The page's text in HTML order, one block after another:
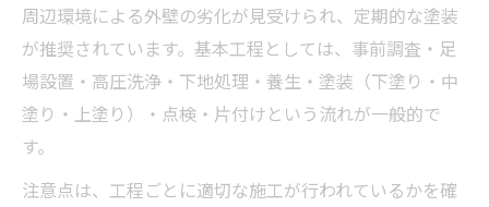
安心できる外壁塗装業者を選ぶ基準とは
外壁塗装業者選びで押さえるべき基準
見積もり比較でわかる外壁塗装の信頼性
周辺環境による外壁の劣化が見受けられ、定期的な塗装
が推奨されています。基本工程としては、事前調査・足
場設置・高圧洗浄・下地処理・養生・塗装（下塗り・中
塗り・上塗り）・点検・片付けという流れが一般的で
す。
注意点は、工程ごとに適切な施工が行われているかを確